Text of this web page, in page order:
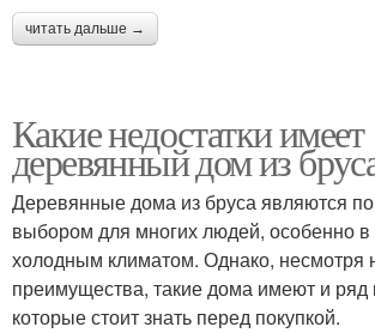
читать дальше →
Какие недостатки имеет
деревянный дом из
Деревянные дома из бруса являются
выбором для многих людей, особенно в
холодным климатом. Однако, несмотря
преимущества, такие дома имеют и ряд
которые стоит знать перед покупкой.